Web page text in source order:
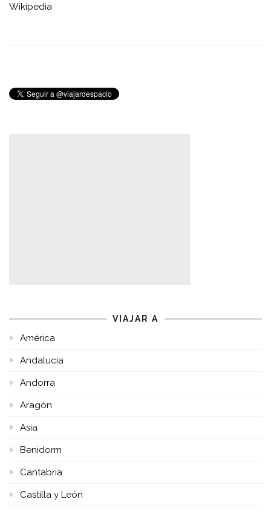
Wikipedia
VIAJAR A
América
Andalucía
Andorra
Aragón
Asia
Benidorm
Cantabria
Castilla y León